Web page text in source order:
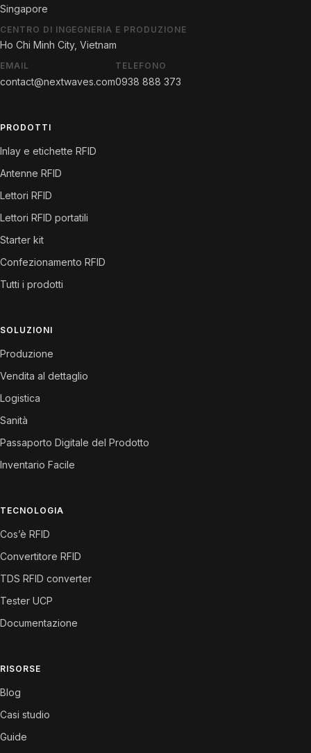
Singapore
CENTRO DI INGEGNERIA E PRODUZIONE
Ho Chi Minh City, Vietnam
EMAIL
contact@nextwaves.com
TELEFONO
0938 888 373
PRODOTTI
Inlay e etichette RFID
Antenne RFID
Lettori RFID
Lettori RFID portatili
Starter kit
Confezionamento RFID
Tutti i prodotti
SOLUZIONI
Produzione
Vendita al dettaglio
Logistica
Sanità
Passaporto Digitale del Prodotto
Inventario Facile
TECNOLOGIA
Cos’è RFID
Convertitore RFID
TDS RFID converter
Tester UCP
Documentazione
RISORSE
Blog
Casi studio
Guide